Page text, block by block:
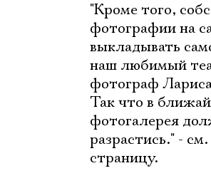
"Кроме того,
фотографии на
выкладывать
наш любимый
фотограф
Так что в
фотогалерея
разрастись." -
страницу.
Имя
Ознакомиться